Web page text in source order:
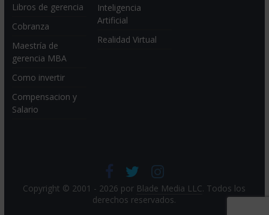
Libros de gerencia
Cobranza
Maestría de
gerencia MBA
Como invertir
Compensacion y
Salario
Inteligencia
Artificial
Realidad Virtual
Copyright © 2001 - 2026 por Blade Media LLC. Todos los
derechos reservados.